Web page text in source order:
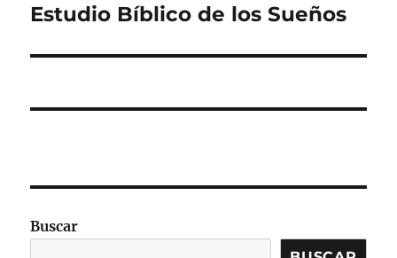
Estudio Bíblico de los Sueños
Buscar